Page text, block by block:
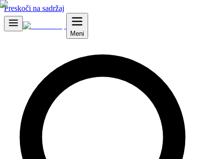
Preskoči na sadržaj
Meni